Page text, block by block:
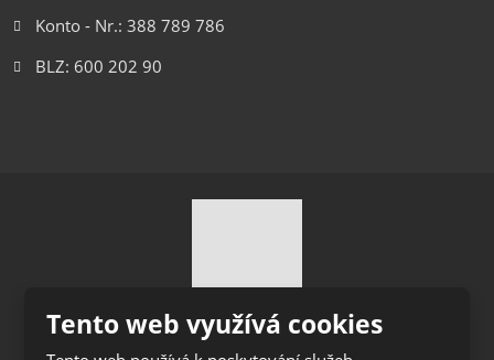
Konto - Nr.: 388 789 786
BLZ: 600 202 90
© 2026 Ihro Transport & Logistik s.r.o., vytvořila eBRÁNA
Tento web využívá cookies